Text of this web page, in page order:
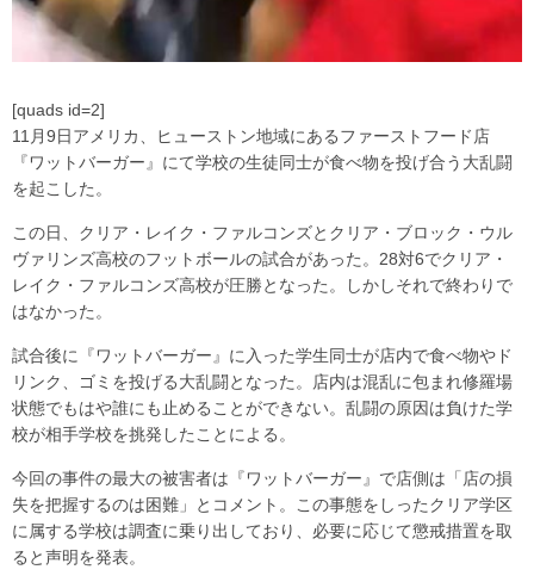
[quads id=2]
11月9日アメリカ、ヒューストン地域にあるファーストフード店
『ワットバーガー』にて学校の生徒同士が食べ物を投げ合う大乱闘
を起こした。
この日、クリア・レイク・ファルコンズとクリア・ブロック・ウル
ヴァリンズ高校のフットボールの試合があった。28対6でクリア・
レイク・ファルコンズ高校が圧勝となった。しかしそれで終わりで
はなかった。
試合後に『ワットバーガー』に入った学生同士が店内で食べ物やド
リンク、ゴミを投げる大乱闘となった。店内は混乱に包まれ修羅場
状態でもはや誰にも止めることができない。乱闘の原因は負けた学
校が相手学校を挑発したことによる。
今回の事件の最大の被害者は『ワットバーガー』で店側は「店の損
失を把握するのは困難」とコメント。この事態をしったクリア学区
に属する学校は調査に乗り出しており、必要に応じて懲戒措置を取
ると声明を発表。